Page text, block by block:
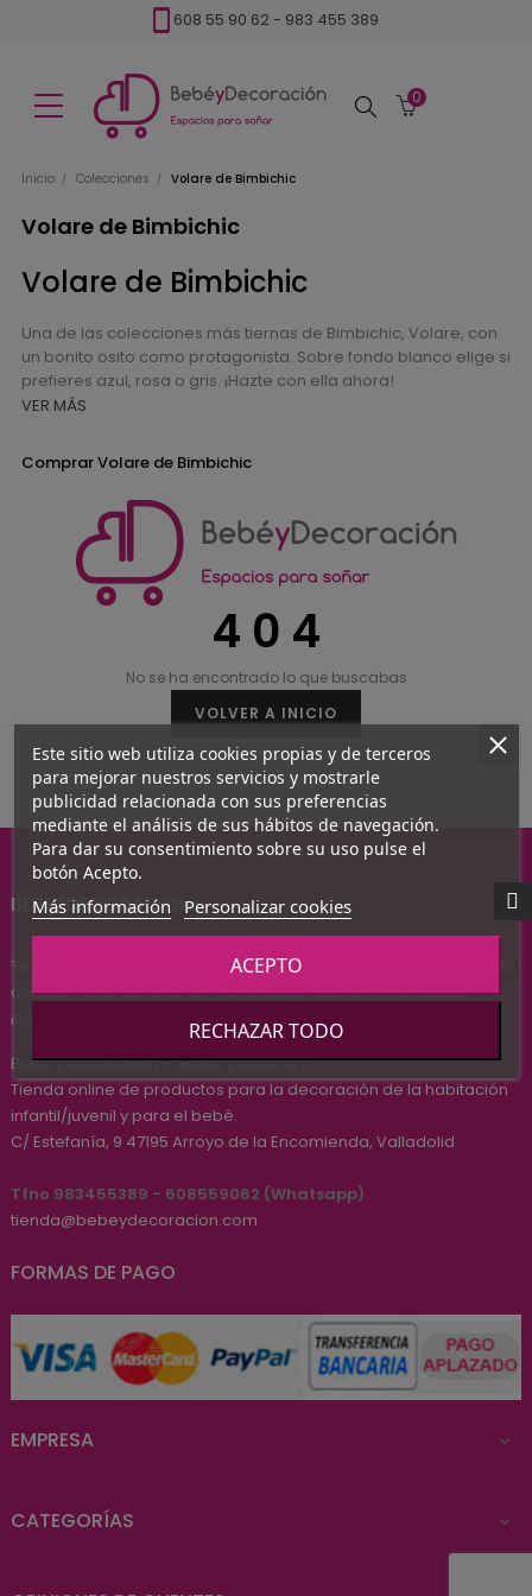
608 55 90 62 - 983 455 389
Buscar
0
Inicio Colecciones Volare de Bimbichic
Volare de Bimbichic
Volare de Bimbichic
Una de las colecciones más tiernas de Bimbichic, Volare, con
un bonito osito como protagonista. Sobre fondo blanco elige si
prefieres azul, rosa o gris. ¡Hazte con ella ahora!
VER MÁS
Comprar Volare de Bimbichic
4 0 4
No se ha encontrado lo que buscabas
VOLVER A INICIO
BEBEYDECORACION
Te ofrecemos un catálogo siempre a la última, productos de alta
calidad y una atención personalizada cuando lo necesites.
¡Llámanos! estaremos encantados de atenderte.
Bebé y Decoración - (Bebé y Deco SL)
Tienda online de productos para la decoración de la habitación
infantil/juvenil y para el bebé.
C/ Estefanía, 9 47195 Arroyo de la Encomienda, Valladolid
Tfno 983455389 - 608559062 (Whatsapp)
tienda@bebeydecoracion.com
FORMAS DE PAGO
EMPRESA 
CATEGORÍAS 
Este sitio web utiliza cookies propias y de terceros
para mejorar nuestros servicios y mostrarle
publicidad relacionada con sus preferencias
mediante el análisis de sus hábitos de navegación.
Para dar su consentimiento sobre su uso pulse el
botón Acepto.
Más información Personalizar cookies
RECHAZAR TODO
ACEPTO